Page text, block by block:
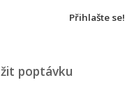
Přihlašte se!
poptávku